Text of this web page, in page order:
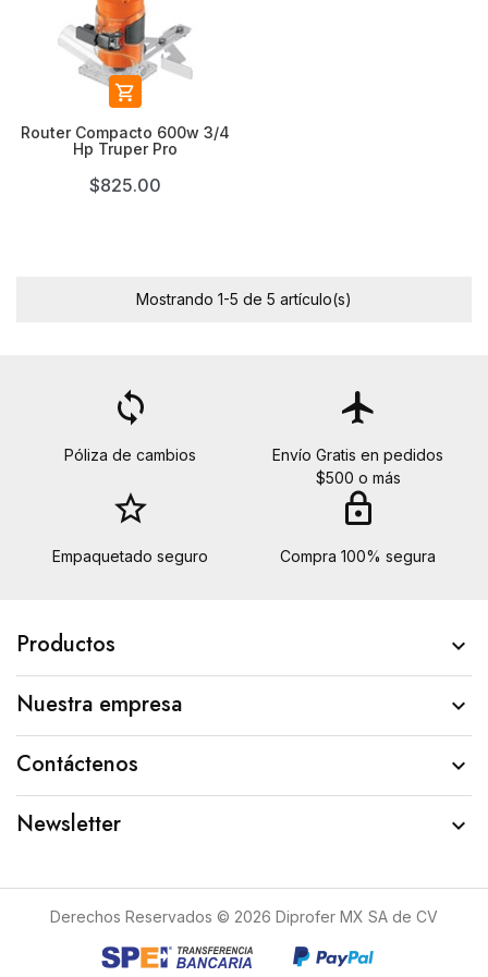

Router Compacto 600w 3/4
Hp Truper Pro
$825.00
Mostrando 1-5 de 5 artículo(s)
loop
Póliza de cambios
flight
Envío Gratis en pedidos
$500 o más
star_border
Empaquetado seguro
lock
Compra 100% segura
Productos 
Nuestra empresa 
Contáctenos 
Newsletter 
Derechos Reservados © 2026 Diprofer MX SA de CV